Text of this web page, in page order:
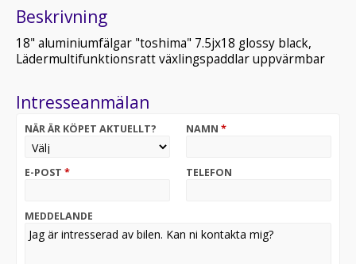
Beskrivning
18" aluminiumfälgar "toshima" 7.5jx18 glossy black,
Lädermultifunktionsratt växlingspaddlar uppvärmbar
Intresseanmälan
NÄR ÄR KÖPET AKTUELLT? NAMN *
E-POST * TELEFON
MEDDELANDE